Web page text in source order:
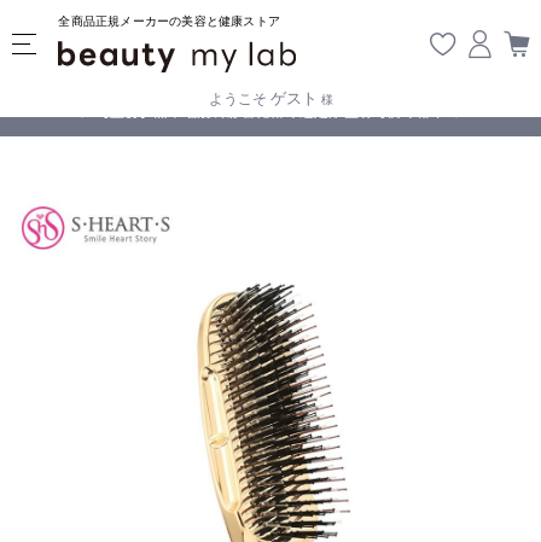
全商品正規メーカーの美容と健康ストア
ようこそ ゲスト 様
【重要】熊本地震の影響により遅延が生じております